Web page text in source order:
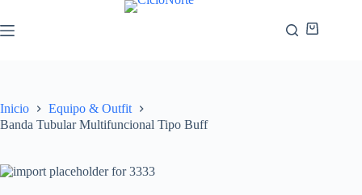
Inicio
Equipo & Outfit
Banda Tubular Multifuncional Tipo Buff